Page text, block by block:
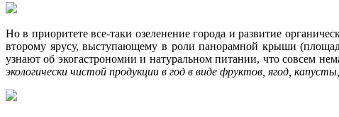
Но в приоритете все-таки озеленение города и развитие
второму ярусу, выступающему в роли панорамной крыши
узнают об экогастрономии и натуральном питании, что совсем
экологически чистой продукции в год в виде фруктов, ягод,